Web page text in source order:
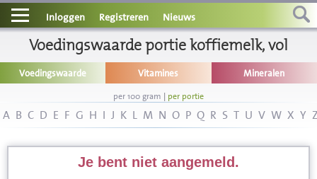
Contact
Informatie
Disclaimer
Inloggen Registreren Nieuws
Voedingswaarde portie koffiemelk, vol
Voedingswaarde Vitamines Mineralen
per 100 gram | per portie
A B C D E F G H I J K L M N O P Q R S T U V W X Y
Je bent niet aangemeld.